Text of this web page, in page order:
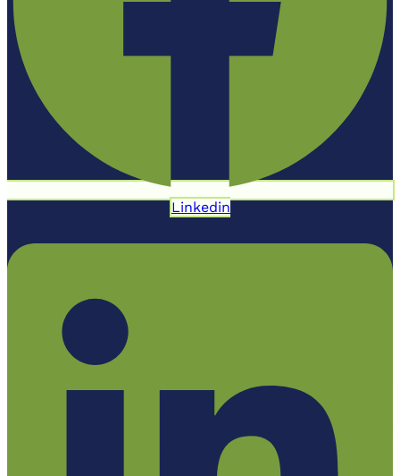
Linkedin